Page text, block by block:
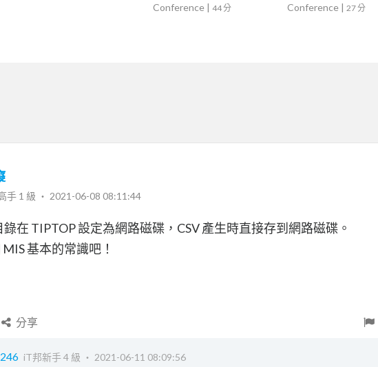
Conference | 44 分
Conference | 27 分
手 1 級 ‧ 2021-06-08 08:11:44
錄在 TIPTOP 設定為網路磁碟，CSV 產生時直接存到網路磁碟。
基本的常識吧！
分享
iT邦新手 4 級 ‧ 2021-06-11 08:09:56